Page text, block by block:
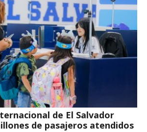
de El Salvador
de pasajeros atendidos